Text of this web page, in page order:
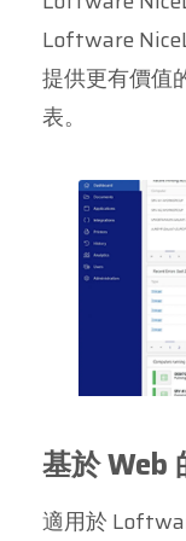
Loftware
提供更有價值
表。
基於 Web
適用於